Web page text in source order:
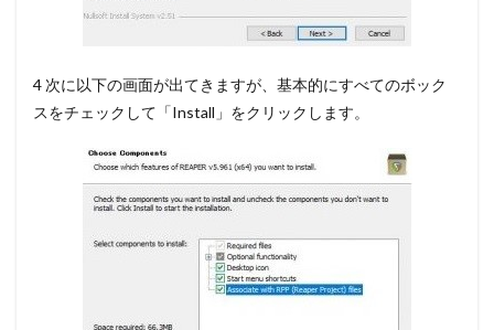
4 次に以下の画面が出てきますが、基本的にすべてのボック
スをチェックして 「Install」をクリック します。